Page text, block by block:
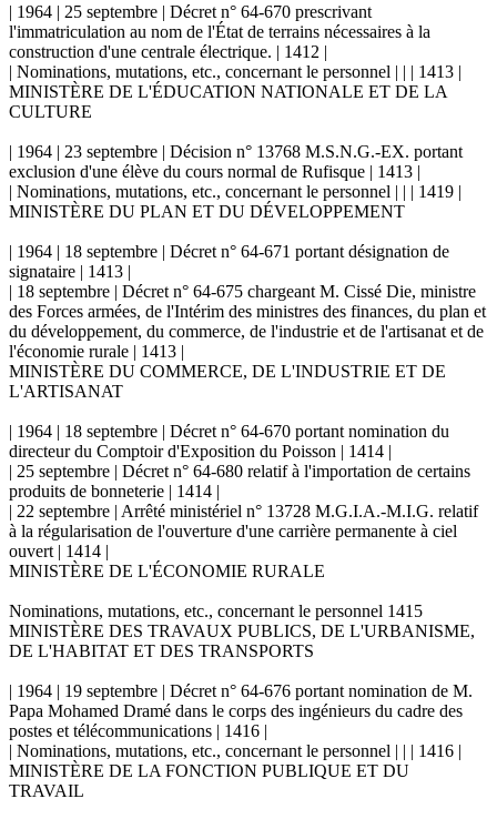
| 1964 | 25 septembre | Décret n° 64-670 prescrivant
l'immatriculation au nom de l'État de terrains nécessaires à la
construction d'une centrale électrique. | 1412 |
| Nominations, mutations, etc., concernant le personnel | | | 1413 |
MINISTÈRE DE L'ÉDUCATION NATIONALE ET DE LA
CULTURE
| 1964 | 23 septembre | Décision n° 13768 M.S.N.G.-EX. portant
exclusion d'une élève du cours normal de Rufisque | 1413 |
| Nominations, mutations, etc., concernant le personnel | | | 1419 |
MINISTÈRE DU PLAN ET DU DÉVELOPPEMENT
| 1964 | 18 septembre | Décret n° 64-671 portant désignation de
signataire | 1413 |
| 18 septembre | Décret n° 64-675 chargeant M. Cissé Die, ministre
des Forces armées, de l'Intérim des ministres des finances, du plan et
du développement, du commerce, de l'industrie et de l'artisanat et de
l'économie rurale | 1413 |
MINISTÈRE DU COMMERCE, DE L'INDUSTRIE ET DE
L'ARTISANAT
| 1964 | 18 septembre | Décret n° 64-670 portant nomination du
directeur du Comptoir d'Exposition du Poisson | 1414 |
| 25 septembre | Décret n° 64-680 relatif à l'importation de certains
produits de bonneterie | 1414 |
| 22 septembre | Arrêté ministériel n° 13728 M.G.I.A.-M.I.G. relatif
à la régularisation de l'ouverture d'une carrière permanente à ciel
ouvert | 1414 |
MINISTÈRE DE L'ÉCONOMIE RURALE
Nominations, mutations, etc., concernant le personnel 1415
MINISTÈRE DES TRAVAUX PUBLICS, DE L'URBANISME,
DE L'HABITAT ET DES TRANSPORTS
| 1964 | 19 septembre | Décret n° 64-676 portant nomination de M.
Papa Mohamed Dramé dans le corps des ingénieurs du cadre des
postes et télécommunications | 1416 |
| Nominations, mutations, etc., concernant le personnel | | | 1416 |
MINISTÈRE DE LA FONCTION PUBLIQUE ET DU
TRAVAIL